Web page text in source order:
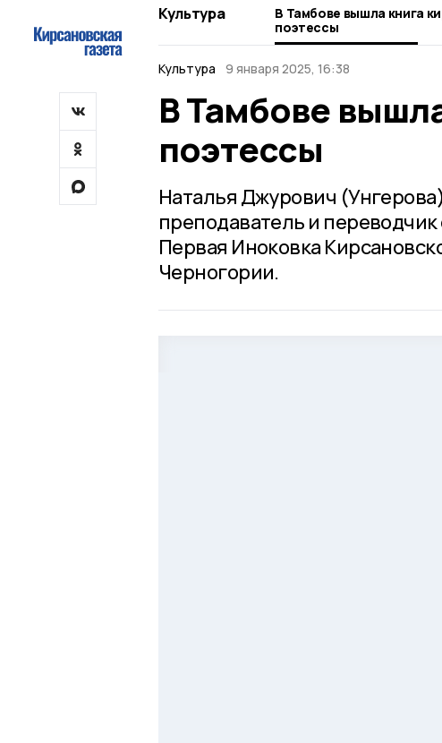
Культура
В Тамбове вышла книга
поэтессы
Культура 9 января 2025, 16:38
В Тамбове
поэтессы
Наталья Джурович
преподаватель и переводчик
Первая Иноковка
Черногории.